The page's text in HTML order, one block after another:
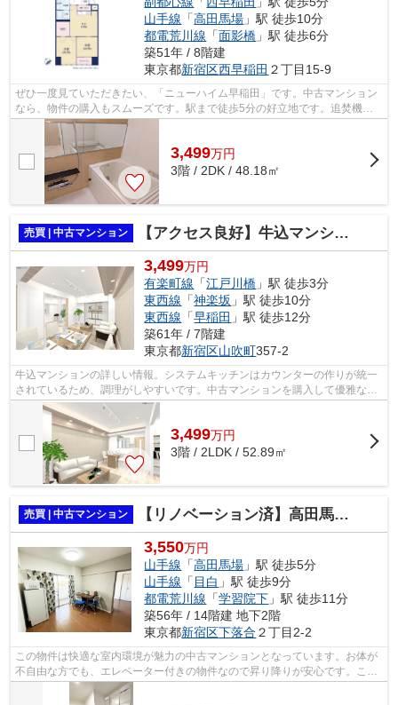
山手線 「高田馬場 」駅 徒歩10分
都電荒川線 「面影橋 」駅 徒歩6分
築51年 / 8階建
東京都新宿区西早稲田 ２丁目15-9
ぜひ一度見ていただきたい、「ニューハイム早稲田」です。中古マンション
なら、物件の購入もスムーズです。駅まで徒歩5分の好立地です。追焚機能
設置の浴室なので翌日の入浴にも利便性...
3,499万円
3階 / 2DK / 48.18㎡
売買 | 中古マンション 【アクセス良好】牛込マンション
3,499万円
有楽町線 「江戸川橋 」駅 徒歩3分
東西線 「神楽坂 」駅 徒歩10分
東西線 「早稲田 」駅 徒歩12分
築61年 / 7階建
東京都新宿区山吹町357-2
牛込マンションの詳しい情報。システムキッチンはカウンターの作りが統一
されているため、調理がしやすいです。中古マンションを購入して優雅な生
活を送りましょう。パーキングスペー...
3,499万円
3階 / 2LDK / 52.89㎡
売買 | 中古マンション 【リノベーション済】高田馬場住宅
3,550万円
山手線 「高田馬場 」駅 徒歩5分
山手線 「 目白 」駅 徒歩9分
都電荒川線 「学習院下 」駅 徒歩11分
築56年 / 14階建 地下2階
東京都新宿区下落合 ２丁目2-2
この物件は快適な室内環境が魅力の中古マンションとなっています。お体が
不自由な方でも、エレベーター付きの物件なので昇り降りが安心です。こち
らは14階建ての物件です。徒歩5分で駅...